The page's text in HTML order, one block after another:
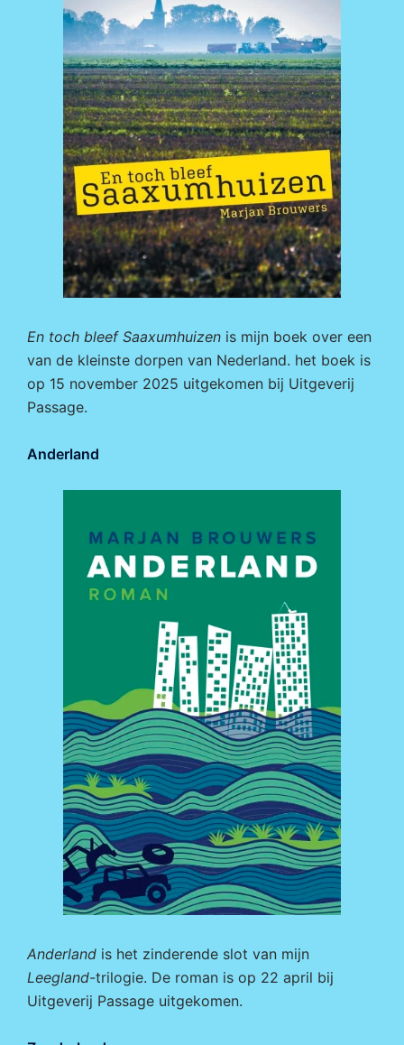
En toch bleef Saaxumhuizen is mijn boek over een
van de kleinste dorpen van Nederland. het boek is
op 15 november 2025 uitgekomen bij Uitgeverij
Passage.
Anderland
Anderland is het zinderende slot van mijn
Leegland-trilogie. De roman is op 22 april bij
Uitgeverij Passage uitgekomen.